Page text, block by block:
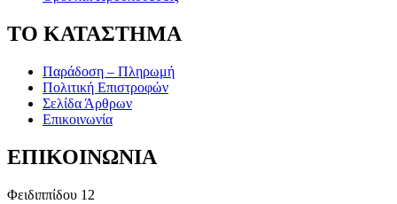
ΤΟ ΚΑΤΑΣΤΗΜΑ
Παράδοση – Πληρωμή
Πολιτική Επιστροφών
Σελίδα Άρθρων
Επικοινωνία
ΕΠΙΚΟΙΝΩΝΙΑ
Φειδιππίδου 12